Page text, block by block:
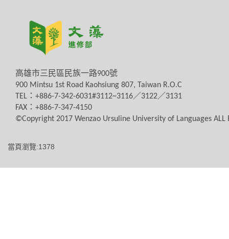
高雄市三民區民族一路900號
900 Mintsu 1st Road Kaohsiung 807, Taiwan R.O.C
TEL ： +886-7-342-6031#3112~3116／ 3122／ 3131
FAX ： +886-7-347-4150
©Copyright 2017 Wenzao Ursuline University of Languages ALL
當頁瀏覽:1378